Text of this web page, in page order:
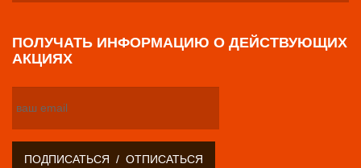
ПОЛУЧАТЬ ИНФОРМАЦИЮ О ДЕЙСТВУЮЩИХ
АКЦИЯХ